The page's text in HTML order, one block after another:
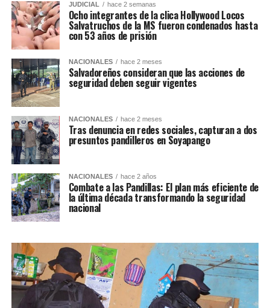
JUDICIAL hace 2 semanas
Ocho integrantes de la clica Hollywood Locos
Salvatruchos de la MS fueron condenados hasta
con 53 años de prisión
NACIONALES hace 2 meses
Salvadoreños consideran que las acciones de
seguridad deben seguir vigentes
NACIONALES hace 2 meses
Tras denuncia en redes sociales, capturan a dos
presuntos pandilleros en Soyapango
NACIONALES hace 2 años
Combate a las Pandillas: El plan más eficiente de
la última década transformando la seguridad
nacional